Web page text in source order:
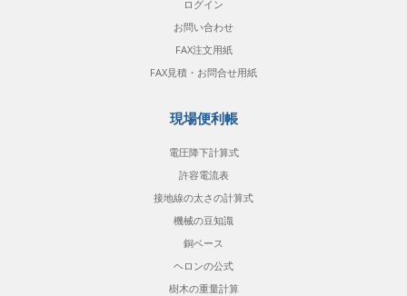
ログイン
お問い合わせ
FAX注文用紙
FAX見積・お問合せ用紙
現場便利帳
電圧降下計算式
許容電流表
接地線の太さの計算式
機械の豆知識
銅ベース
ヘロンの公式
樹木の重量計算